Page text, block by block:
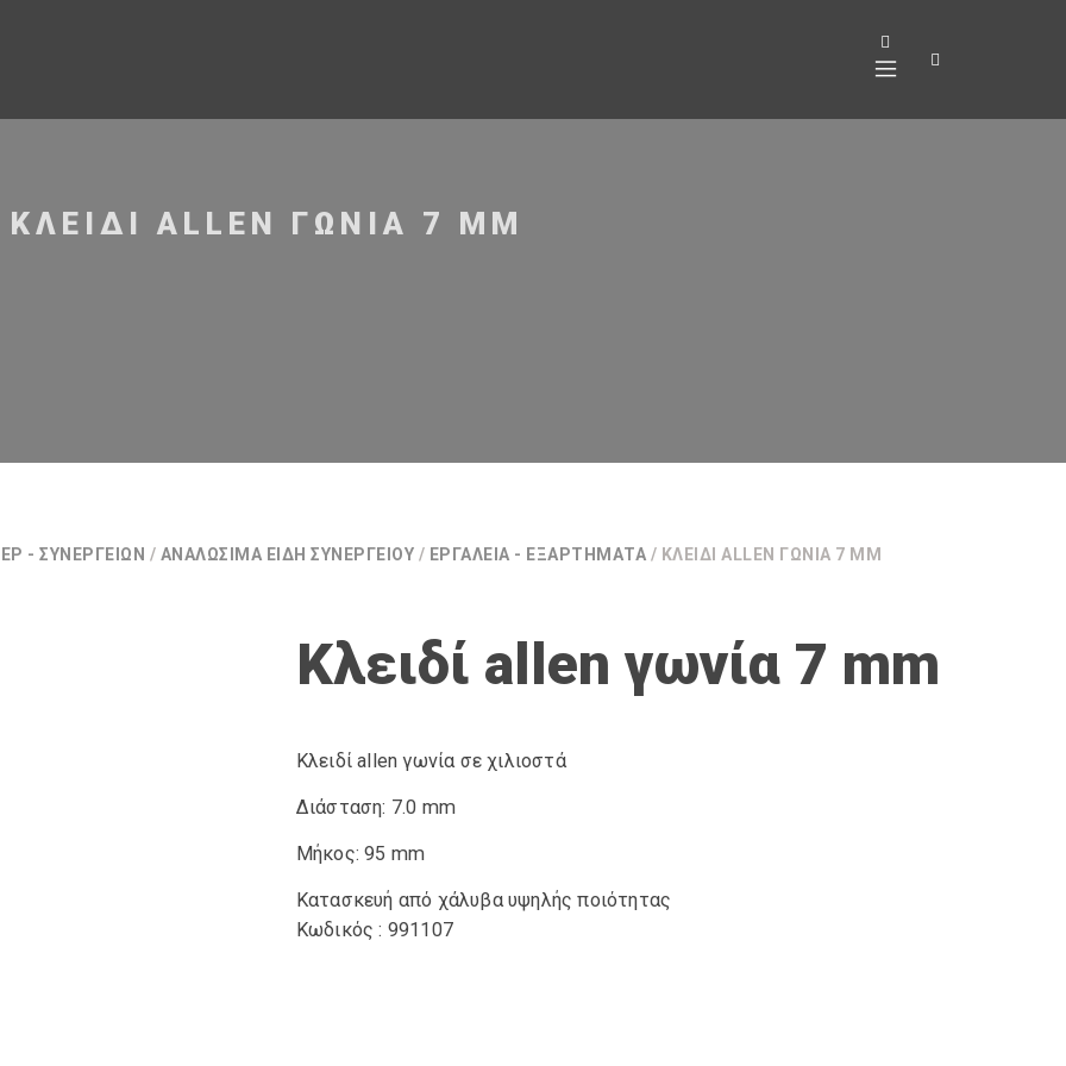
ΚΛΕΙΔΊ ALLEN ΓΩΝΊΑ 7 MM
- ΣΥΝΕΡΓΕΊΩΝ / ΑΝΑΛΏΣΙΜΑ ΕΊΔΗ ΣΥΝΕΡΓΕΊΟΥ / ΕΡΓΑΛΕΊΑ - ΕΞΑΡΤΉΜΑΤΑ / ΚΛΕΙΔΊ ALLEN ΓΩΝΊΑ 7 MM
Κλειδί allen γωνία 7 mm
Κλειδί allen γωνία σε χιλιοστά
Διάσταση: 7.0 mm
Μήκος: 95 mm
Κατασκευή από χάλυβα υψηλής ποιότητας
Κωδικός : 991107